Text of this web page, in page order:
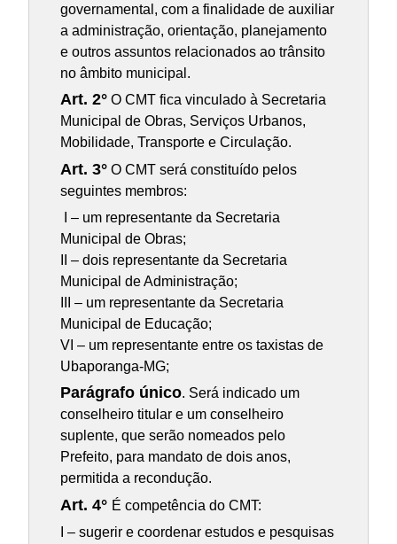
governamental, com a finalidade de auxiliar
a administração, orientação, planejamento
e outros assuntos relacionados ao trânsito
no âmbito municipal.
Art. 2° O CMT fica vinculado à Secretaria
Municipal de Obras, Serviços Urbanos,
Mobilidade, Transporte e Circulação.
Art. 3° O CMT será constituído pelos
seguintes membros:
I – um representante da Secretaria
Municipal de Obras;
II – dois representante da Secretaria
Municipal de Administração;
III – um representante da Secretaria
Municipal de Educação;
VI – um representante entre os taxistas de
Ubaporanga-MG;
Parágrafo único. Será indicado um
conselheiro titular e um conselheiro
suplente, que serão nomeados pelo
Prefeito, para mandato de dois anos,
permitida a recondução.
Art. 4° É competência do CMT:
I – sugerir e coordenar estudos e pesquisas